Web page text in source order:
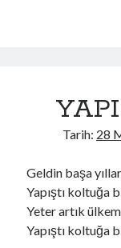
Tarih: 28
Geldin başa
Yapıştı koltuğa
Yeter artık
Yapıştı koltuğa